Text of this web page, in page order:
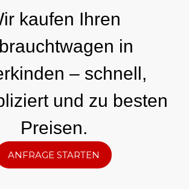
kaufen Ihren
in
– schnell,
und zu besten
Preisen.
ANFRAGE STARTEN